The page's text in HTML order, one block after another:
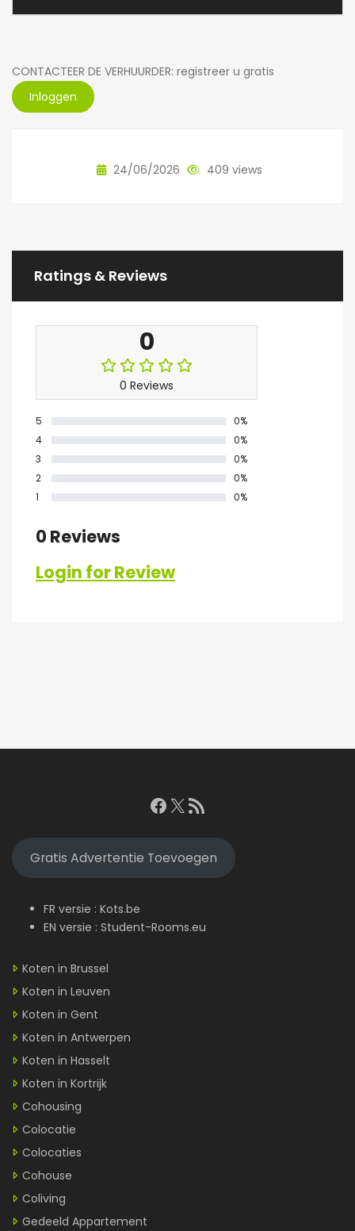
CONTACTEER DE VERHUURDER: registreer u gratis
Inloggen
24/06/2026 409 views
Ratings & Reviews
0
0 Reviews
5
0%
4
0%
3
0%
2
0%
1
0%
0 Reviews
Login for Review
Facebook
X RSS feed
Gratis Advertentie Toevoegen
FR versie : Kots.be
EN versie : Student-Rooms.eu
Koten in Brussel
Koten in Leuven
Koten in Gent
Koten in Antwerpen
Koten in Hasselt
Koten in Kortrijk
Cohousing
Colocatie
Colocaties
Cohouse
Coliving
Gedeeld Appartement